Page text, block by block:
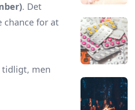
. Det
for at
tidligt, men